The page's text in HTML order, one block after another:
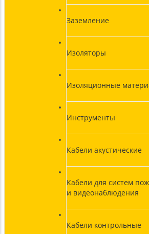
Заземление
Изоляторы
Изоляционные
Инструменты
Кабели акустические
Кабели для систем
и видеонаблюдения
Кабели контрольные